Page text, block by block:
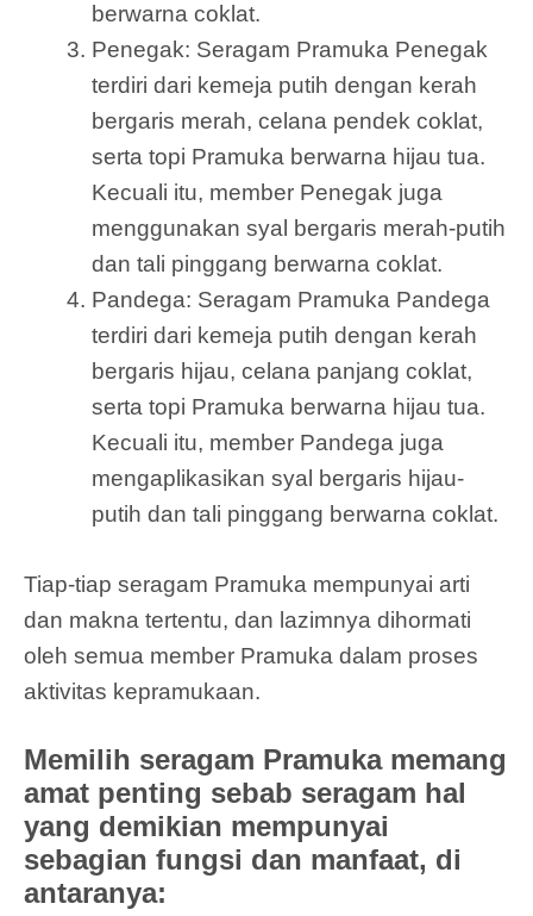
berwarna coklat.
Penegak: Seragam Pramuka Penegak
terdiri dari kemeja putih dengan kerah
bergaris merah, celana pendek coklat,
serta topi Pramuka berwarna hijau tua.
Kecuali itu, member Penegak juga
menggunakan syal bergaris merah-putih
dan tali pinggang berwarna coklat.
Pandega: Seragam Pramuka Pandega
terdiri dari kemeja putih dengan kerah
bergaris hijau, celana panjang coklat,
serta topi Pramuka berwarna hijau tua.
Kecuali itu, member Pandega juga
mengaplikasikan syal bergaris hijau-
putih dan tali pinggang berwarna coklat.
Tiap-tiap seragam Pramuka mempunyai arti
dan makna tertentu, dan lazimnya dihormati
oleh semua member Pramuka dalam proses
aktivitas kepramukaan.
Memilih seragam Pramuka memang
amat penting sebab seragam hal
yang demikian mempunyai
sebagian fungsi dan manfaat, di
antaranya: